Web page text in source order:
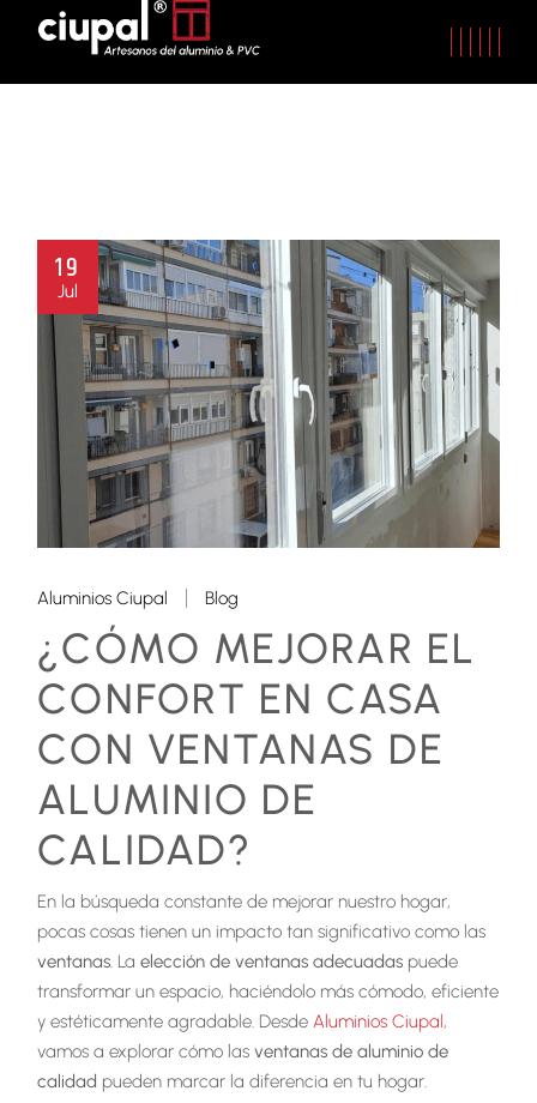
19
Jul
Aluminios Ciupal Blog
¿CÓMO MEJORAR EL
CONFORT EN CASA
CON VENTANAS DE
ALUMINIO DE
CALIDAD?
En la búsqueda constante de mejorar nuestro hogar,
pocas cosas tienen un impacto tan significativo como las
ventanas. Laelección de ventanas adecuadas puede
transformar un espacio, haciéndolo más cómodo, eficiente
y estéticamente agradable. DesdeAluminios Ciupal,
vamos a explorar cómo lasventanas de aluminio de
calidad pueden marcar la diferencia en tu hogar.